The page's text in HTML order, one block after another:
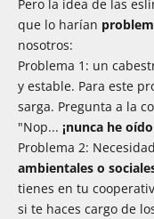
Pero la idea de las
que lo harían
nosotros:
Problema 1: un
y estable. Para este
sarga. Pregunta a la
"Nop... ¡nunca he
Problema 2:
ambientales o
tienes en tu
si te haces cargo de